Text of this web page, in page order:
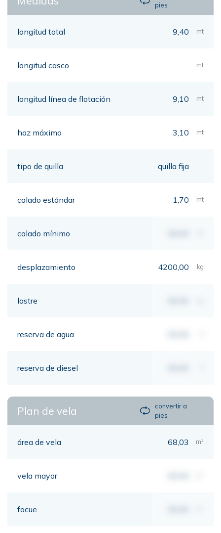
pies
longitud total 9,40 mt
longitud casco mt
longitud línea de flotación 9,10 mt
haz máximo 3,10 mt
tipo de quilla quilla fija
calado estándar 1,70 mt
calado mínimo
desplazamiento 4200,00 kg
lastre
reserva de agua
reserva de diesel
Plan de vela
convertir a
pies
área de vela 68,03 m²
vela mayor
focue